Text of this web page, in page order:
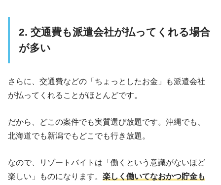
2. 交通費も派遣会社が払ってくれる場合
が多い
さらに、交通費などの「ちょっとしたお金」も派遣会社
が払ってくれることがほとんどです。
だから、どこの案件でも実質選び放題です。沖縄でも、
北海道でも新潟でもどこでも行き放題。
なので、リゾートバイトは「働くという意識がないほど
楽しい」ものになります。楽しく働いてなおかつ貯金も